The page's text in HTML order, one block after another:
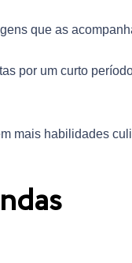
que as
por um curto
mais habilidades